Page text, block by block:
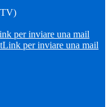
per inviare una mail
Link per inviare una mail